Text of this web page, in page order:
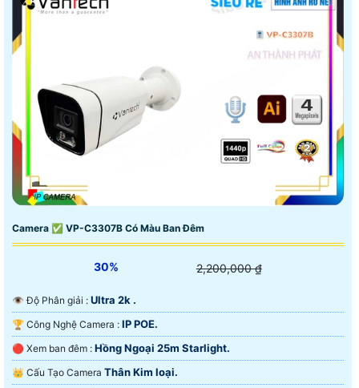
Camera ✅ VP-C3307B Có Màu Ban Đêm
30% 2,200,000 ₫
👁 Độ Phân giải : Ultra 2k .
🏆 Công Nghệ Camera : IP POE.
🔴 Xem ban đêm : Hồng Ngoại 25m Starlight.
👑 Cấu Tạo Camera Thân Kim loại.